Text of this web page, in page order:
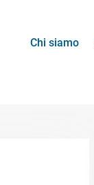
Chi siamo